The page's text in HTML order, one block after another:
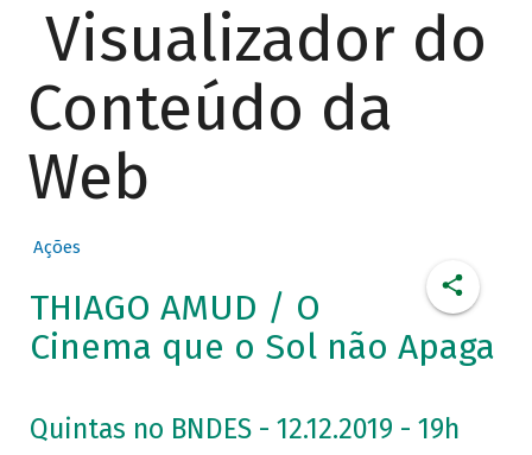
Visualizador do
Conteúdo da
Web
Ações
THIAGO AMUD / O
Cinema que o Sol não Apaga
Quintas no BNDES - 12.12.2019 - 19h